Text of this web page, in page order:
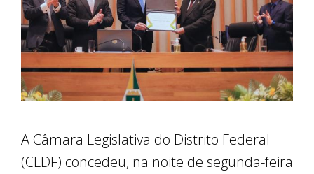
A Câmara Legislativa do Distrito Federal
(CLDF) concedeu, na noite de segunda-feira